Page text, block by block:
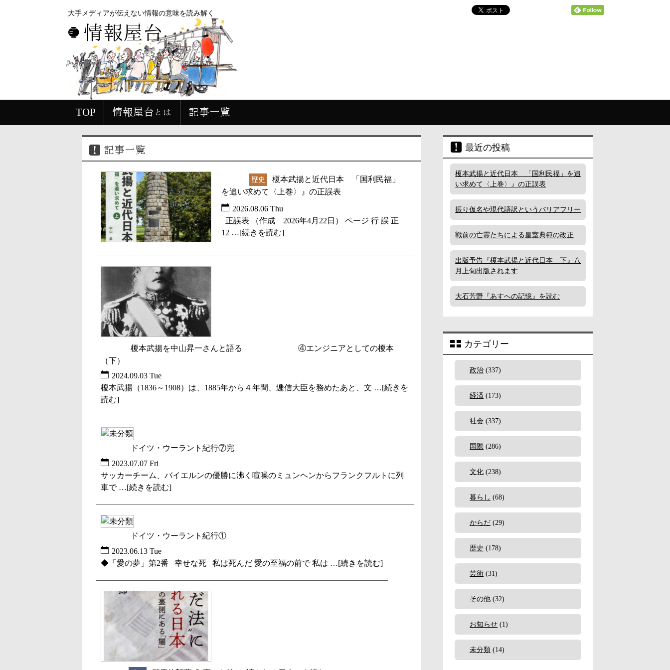
大手メディアが伝えない情報の意味を読み解く
情報屋台
TOP 情報屋台とは 記事一覧
記事一覧
歴史
榎本武揚と近代日本 「国利民福」
を追い求めて〈上巻〉』の正誤表
2026.08.06 Thu
正誤表 （作成 2026年4月22日） ページ 行 誤 正
12 …[続きを読む]
榎本武揚を中山昇一さんと語る ④エンジニアとしての榎本
（下）
2024.09.03 Tue
榎本武揚（1836～1908）は、1885年から４年間、逓信大臣を務めたあと、文 …[続きを
読む]
ドイツ・ウーラント紀行⑦完
2023.07.07 Fri
サッカーチーム、バイエルンの優勝に沸く喧噪のミュンヘンからフランクフルトに列
車で …[続きを読む]
ドイツ・ウーラント紀行①
2023.06.13 Tue
◆「愛の夢」第2番 幸せな死 私は死んだ 愛の至福の前で 私は …[続きを読む]
最近の投稿
榎本武揚と近代日本 「国利民福」を追
い求めて〈上巻〉』の正誤表
振り仮名や現代語訳というバリアフリー
戦前の亡霊たちによる皇室典範の改正
出版予告『榎本武揚と近代日本 下』八
月上旬出版されます
大石芳野『あすへの記憶』を読む
カテゴリー
政治 (337)
経済 (173)
社会 (337)
国際 (286)
文化 (238)
暮らし (68)
からだ (29)
歴史 (178)
芸術 (31)
その他 (32)
お知らせ (1)
未分類 (14)